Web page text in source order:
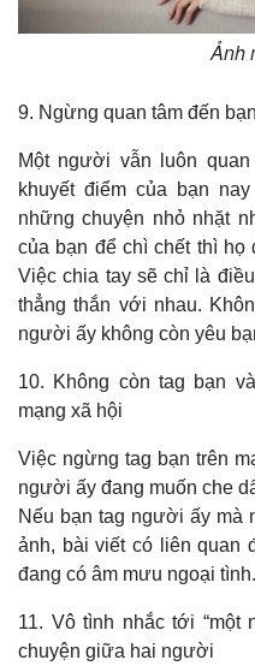
Ảnh
9. Ngừng quan tâm đến bạn
Một người vẫn luôn
khuyết điểm của bạn
những chuyện nhỏ nhặt
của bạn để chì chết thì họ
Việc chia tay sẽ chỉ là
thẳng thắn với nhau.
người ấy không còn yêu
10. Không còn tag bạn
mạng xã hội
Việc ngừng tag bạn trên
người ấy đang muốn che
Nếu bạn tag người ấy mà
ảnh, bài viết có liên quan
đang có âm mưu ngoại tình.
11. Vô tình nhắc tới “một
chuyện giữa hai người